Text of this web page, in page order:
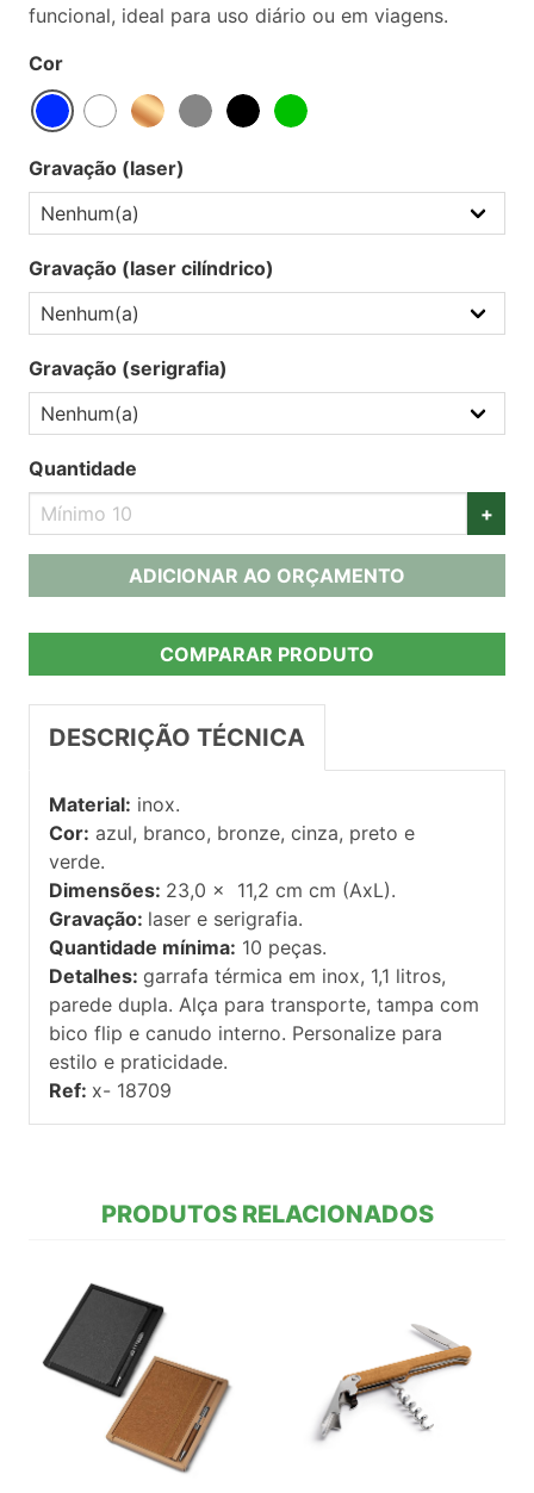
funcional, ideal para uso diário ou em viagens.
Cor
Gravação (laser)
Gravação (laser cilíndrico)
Gravação (serigrafia)
Quantidade
+
ADICIONAR AO ORÇAMENTO
COMPARAR PRODUTO
DESCRIÇÃO TÉCNICA
Material: inox.
Cor: azul, branco, bronze, cinza, preto e
verde.
Dimensões: 23,0 x 11,2 cm cm (AxL).
Gravação: laser e serigrafia.
Quantidade mínima: 10 peças.
Detalhes: garrafa térmica em inox, 1,1 litros,
parede dupla. Alça para transporte, tampa com
bico flip e canudo interno. Personalize para
estilo e praticidade.
Ref: x- 18709
PRODUTOS RELACIONADOS